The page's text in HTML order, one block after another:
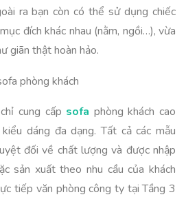
ra bạn còn có thể sử dụng chiếc
đích khác nhau (nằm, ngồi…), vừa
giãn thật hoàn hảo.
cung cấp sofa phòng khách cao
dáng đa dạng. Tất cả các mẫu
đối về chất lượng và được nhập
sản xuất theo nhu cầu của khách
tiếp văn phòng công ty tại Tầng 3